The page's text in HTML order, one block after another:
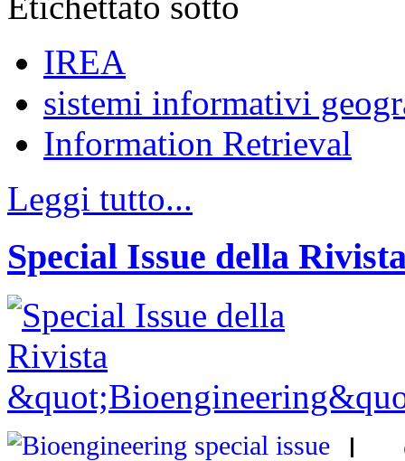
IREA
sistemi informativi
Information Retrieval
Leggi tutto...
Special Issue della
I